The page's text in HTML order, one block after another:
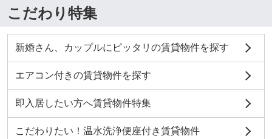
こだわり特集
新婚さん、カップルにピッタリの賃貸物件を探す
エアコン付きの賃貸物件を探す
即入居したい方へ賃貸物件特集
こだわりたい！温水洗浄便座付き賃貸物件